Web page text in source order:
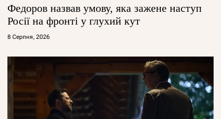
Федоров назвав умову, яка зажене наступ
Росії на фронті у глухий кут
8 Серпня, 2026